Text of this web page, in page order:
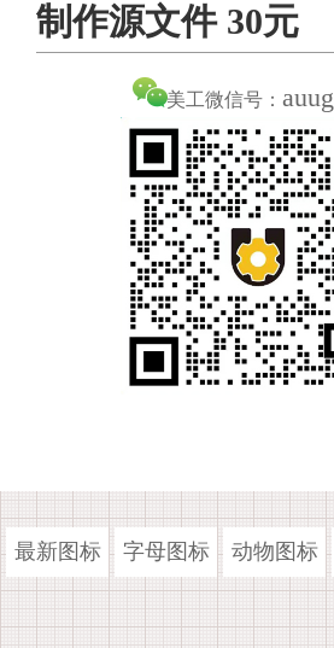
制作源文件 30元
美工微信号：
最新图标 字母图标 动物图标